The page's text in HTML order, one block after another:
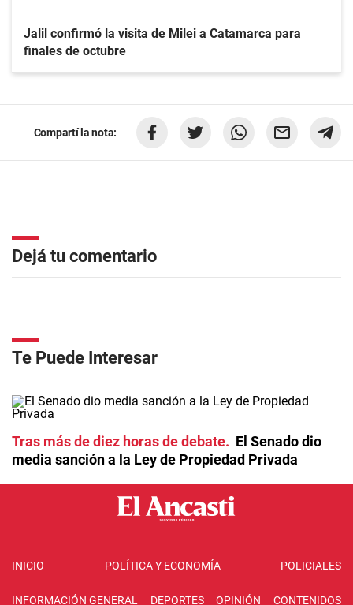
Jalil confirmó la visita de Milei a Catamarca para
finales de octubre
Compartí la nota:
Dejá tu comentario
Te Puede Interesar
Tras más de diez horas de debate
El Senado dio
media sanción a la Ley de Propiedad Privada
INICIO POLÍTICA Y ECONOMÍA POLICIALES
INFORMACIÓN GENERAL DEPORTES OPINIÓN CONTENIDOS